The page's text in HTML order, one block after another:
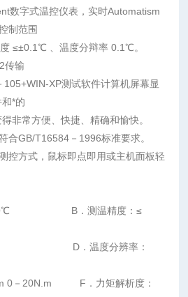
数字式温控仪表，实时Automatism
制范围
≤±0.1℃ 、温度分辩率 0.1℃。
传输
XP测试软件计算机屏幕显
*的
非常方便、快捷、精确和愉快。
合GB/T16584－1996标准要求。
控方式，鼠标即点即用或主机面板轻
200℃ B．测温精度：≤
D．温度分辨率：
0－20N.m F．力矩解析度：